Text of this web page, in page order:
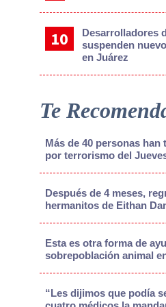
Desarrolladores
suspenden
en Juárez
Te
Más de 40 personas
por terrorismo del
Después de 4 meses,
hermanitos de Eithan
Esta es otra forma de
sobrepoblación animal
“Les dijimos que podía